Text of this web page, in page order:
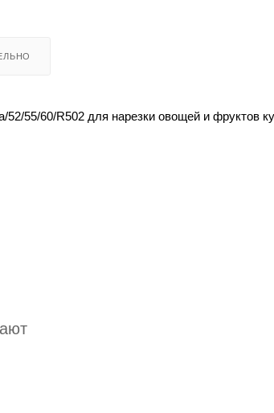
52/55/60/R502 для нарезки овощей и фруктов